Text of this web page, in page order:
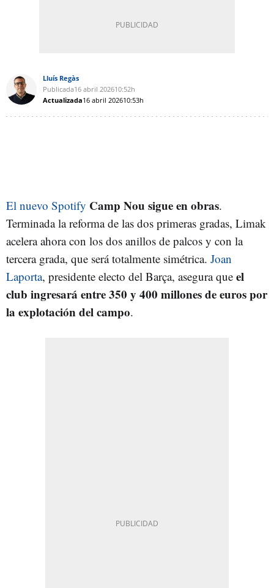
Lluís Regàs
Publicada16 abril 202610:52h
Actualizada16 abril 202610:53h
El nuevo Spotify Camp Nou sigue en obras.
Terminada la reforma de las dos primeras gradas, Limak
acelera ahora con los dos anillos de palcos y con la
tercera grada, que será totalmente simétrica. Joan
Laporta, presidente electo del Barça, asegura que el
club ingresará entre 350 y 400 millones de euros por
la explotación del campo.